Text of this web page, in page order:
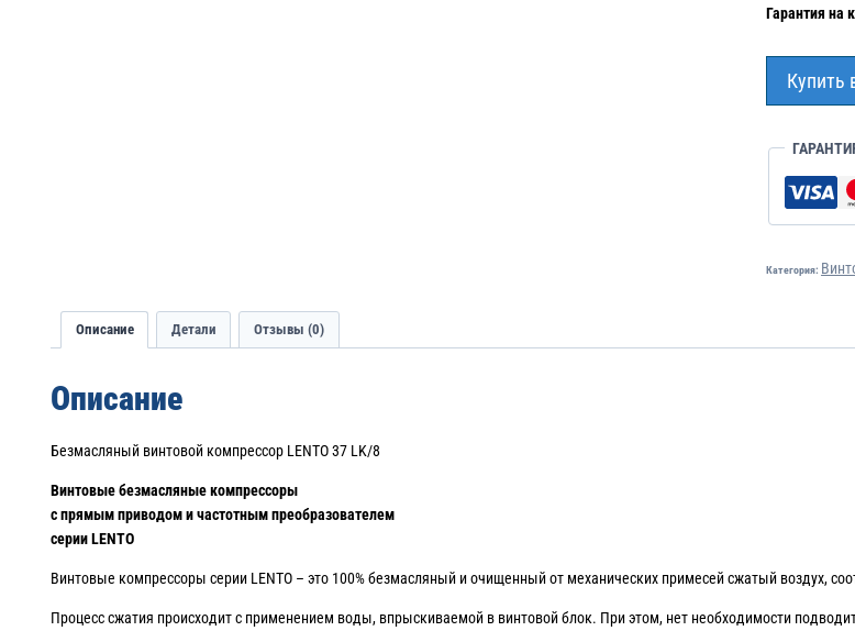
Гарантия на
Купить
Категория:
Описание Детали Отзывы (0)
Описание
Безмасляный винтовой компрессор LENTO 37 LK/8
Винтовые безмасляные компрессоры
с прямым приводом и частотным преобразователем
серииLENTO
Винтовые компрессоры серии LENTO – это 100% безмасляный и очищенный от механических примесей сжатый воздух,
Процесс сжатия происходит с применением воды, впрыскиваемой в винтовой блок. При этом, нет необходимости